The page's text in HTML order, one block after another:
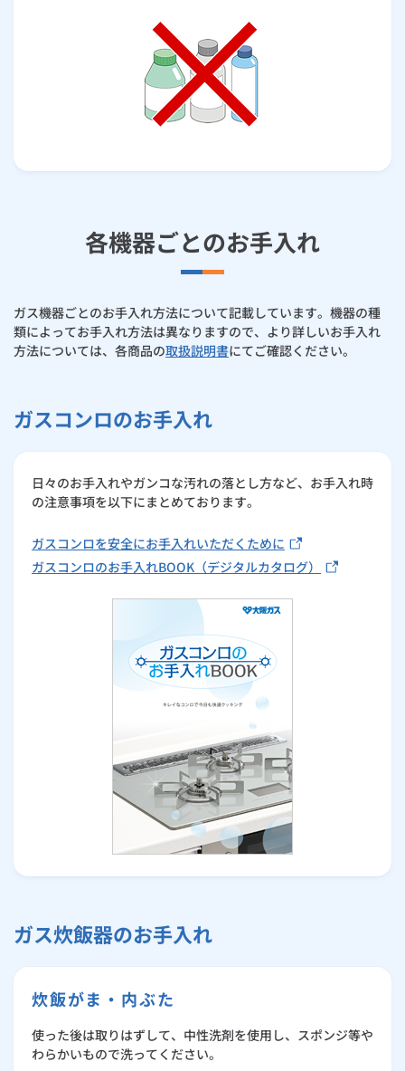
各機器ごとのお手入れ
ガス機器ごとのお手入れ方法について記載しています。機器の種
類によってお手入れ方法は異なりますので、より詳しいお手入れ
方法については、各商品の取扱説明書にてご確認ください。
ガスコンロのお手入れ
日々のお手入れやガンコな汚れの落とし方など、お手入れ時
の注意事項を以下にまとめております。
ガスコンロを安全にお手入れいただくために
ガスコンロのお手入れBOOK（デジタルカタログ）
ガス炊飯器のお手入れ
炊飯がま・内ぶた
使った後は取りはずして、中性洗剤を使用し、スポンジ等や
わらかいもので洗ってください。